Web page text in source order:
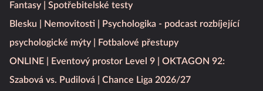
Fantasy
Spotřebitelské testy
Blesku
Nemovitosti
Psychologika - podcast rozbíjející
psychologické mýty
Fotbalové přestupy
ONLINE
Eventový prostor Level 9
OKTAGON 92:
Szabová vs. Pudilová
Chance Liga 2026/27